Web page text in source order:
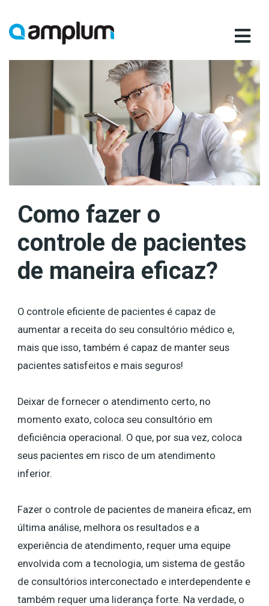
para
Como fazer o
controle de pacientes
de maneira eficaz?
O controle eficiente de pacientes é capaz de
aumentar a receita do seu consultório médico e,
mais que isso, também é capaz de manter seus
pacientes satisfeitos e mais seguros!
Deixar de fornecer o atendimento certo, no
momento exato, coloca seu consultório em
deficiência operacional. O que, por sua vez, coloca
seus pacientes em risco de um atendimento
inferior.
Fazer o controle de pacientes de maneira eficaz, em
última análise, melhora os resultados e a
experiência de atendimento, requer uma equipe
envolvida com a tecnologia, um sistema de gestão
de consultórios interconectado e interdependente e
também requer uma liderança forte. Na verdade, o